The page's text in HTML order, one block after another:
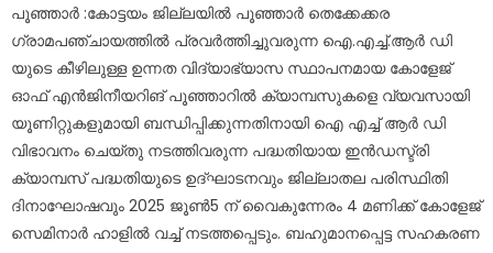
പൂഞ്ഞാർ :കോട്ടയം ജില്ലയിൽ പൂഞ്ഞാർ തെക്കേക്കര
ഗ്രാമപഞ്ചായത്തിൽ പ്രവർത്തിച്ചുവരുന്ന ഐ.എച്ച്.ആർ ഡി
യുടെ കീഴിലുള്ള ഉന്നത വിദ്യാഭ്യാസ സ്ഥാപനമായ കോളേജ്
ഓഫ് എൻജിനീയറിങ് പൂഞ്ഞാറിൽ ക്യാമ്പസുകളെ വ്യവസായി
യൂണിറ്റുകളുമായി ബന്ധിപ്പിക്കുന്നതിനായി ഐ എച്ച് ആർ ഡി
വിഭാവനം ചെയ്തു നടത്തിവരുന്ന പദ്ധതിയായ ഇൻഡസ്ട്രി
ക്യാമ്പസ് പദ്ധതിയുടെ ഉദ്ഘാടനവും ജില്ലാതല പരിസ്ഥിതി
ദിനാഘോഷവും 2025 ജൂൺ5 ന് വൈകുന്നേരം 4 മണിക്ക് കോളേജ്
സെമിനാർ ഹാളിൽ വച്ച് നടത്തപ്പെടും. ബഹുമാനപ്പെട്ട സഹകരണ